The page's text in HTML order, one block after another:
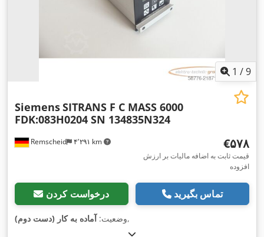
1 /9
Remscheid ۴٬۲۹۱ km
SiemensSITRANS F C MASS 6000
FDK:083H0204 SN 134835N324
‎€۵۷۸
قیمت ثابت به اضافه مالیات بر ارزش
افزوده
درخواست کردن تماس بگیرید
وضعیت: آماده به کار (دست دوم) ,